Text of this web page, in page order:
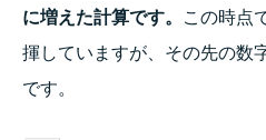
に増えた計算です。
この時点
揮していますが、その先の数
です。